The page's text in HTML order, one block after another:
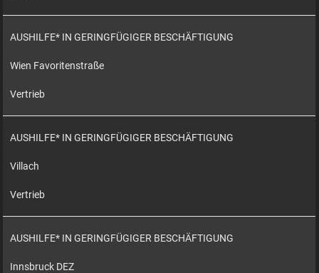
AUSHILFE* IN GERINGFÜGIGER BESCHÄFTIGUNG
Wien Favoritenstraße
Vertrieb
AUSHILFE* IN GERINGFÜGIGER BESCHÄFTIGUNG
Villach
Vertrieb
AUSHILFE* IN GERINGFÜGIGER BESCHÄFTIGUNG
Innsbruck DEZ